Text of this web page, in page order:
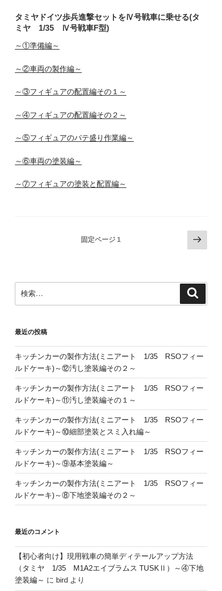
タミヤドイツ歩兵進撃セットをⅣ号戦車に乗せる(タ
ミヤ 1/35 Ⅳ号戦車F型)
～①準備編～
～②車両の製作編～
～③フィギュアの配置編その１～
～④フィギュアの配置編その２～
～⑤フィギュアのパテ盛り作業編～
～⑥車両の塗装編～
～⑦フィギュアの塗装と配置編～
ー
ジ
り
固定ページ 1
次
の
ジ
索:
最近の投稿
キッチンカーの製作方法(ミニアート 1/35 RSOフィー
ルドケーキ)～⑫汚し塗装編その２～
キッチンカーの製作方法(ミニアート 1/35 RSOフィー
ルドケーキ)～⑪汚し塗装編その１～
キッチンカーの製作方法(ミニアート 1/35 RSOフィー
ルドケーキ)～⑩細部塗装とスミ入れ編～
キッチンカーの製作方法(ミニアート 1/35 RSOフィー
ルドケーキ)～⑨基本塗装編～
キッチンカーの製作方法(ミニアート 1/35 RSOフィー
ルドケーキ)～⑧下地塗装編その２～
最近のコメント
【初心者向け】現用戦車の簡単ディテールアップ方法
（タミヤ 1/35 M1A2エイブラムス TUSKⅡ）～④下地
塗装編～ に bird より